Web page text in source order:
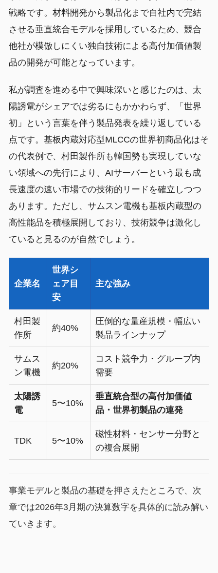
戦略です。材料開発から製品化まで自社内で完結
させる垂直統合モデルを採用しているため、競合
他社が模倣しにくい独自技術による高付加価値製
品の開発が可能となっています。
私が調査を進める中で興味深いと感じたのは、太
陽誘電がシェアでは劣るにもかかわらず、「世界
初」という言葉を伴う製品発表を繰り返している
点です。基板内蔵対応型MLCCの世界初商品化はそ
の代表例で、村田製作所も韓国勢も実現していな
い領域への先行により、AIサーバーという最も成
長速度の速い市場での技術的リードを確立しつつ
あります。ただし、サムスン電機も基板内蔵型の
高性能品を積極展開しており、技術競争は激化し
ていると見るのが自然でしょう。
企業名
世界シ
ェア目
安
主な強み
村田製
作所
約40%
圧倒的な量産規模・幅広い
製品ラインナップ
サムス
ン電機
約20%
コスト競争力・グループ内
需要
太陽誘
電
5〜10%
垂直統合型の高付加価値
品・世界初製品の連発
TDK 5〜10%
磁性材料・センサー分野と
の複合展開
事業モデルと製品の基礎を押さえたところで、次
章では2026年3月期の決算数字を具体的に読み解い
ていきます。